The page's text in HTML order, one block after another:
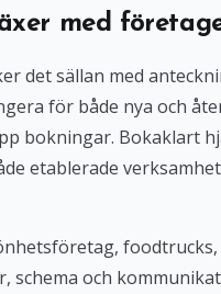
med
det sällan med
för både nya och
bokningar. Bokaklart
etablerade
schema och